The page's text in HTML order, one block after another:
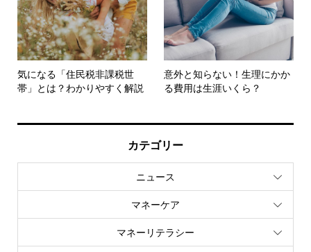
気になる「住民税非課税世
帯」とは？わかりやすく解説
意外と知らない！生理にかか
る費用は生涯いくら？
カテゴリー
ニュース
マネーケア
マネーリテラシー